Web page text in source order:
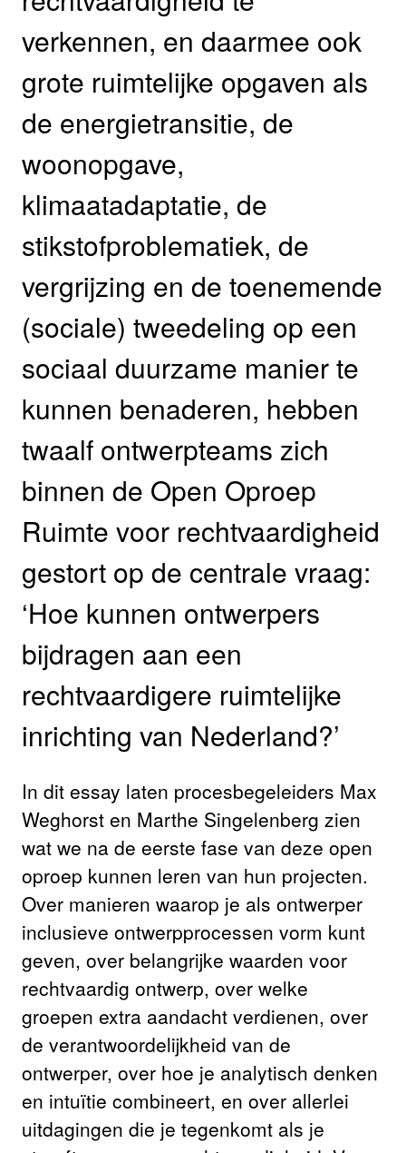
verkennen, en daarmee ook
grote ruimtelijke opgaven als
de energietransitie, de
woonopgave,
klimaatadaptatie, de
stikstofproblematiek, de
vergrijzing en de toenemende
(sociale) tweedeling op een
sociaal duurzame manier te
kunnen benaderen, hebben
twaalf ontwerpteams zich
binnen de Open Oproep
Ruimte voor rechtvaardigheid
gestort op de centrale vraag:
‘Hoe kunnen ontwerpers
bijdragen aan een
rechtvaardigere ruimtelijke
inrichting van Nederland?’
In dit essay laten procesbegeleiders Max
Weghorst en Marthe Singelenberg zien
wat we na de eerste fase van deze open
oproep kunnen leren van hun projecten.
Over manieren waarop je als ontwerper
inclusieve ontwerpprocessen vorm kunt
geven, over belangrijke waarden voor
rechtvaardig ontwerp, over welke
groepen extra aandacht verdienen, over
de verantwoordelijkheid van de
ontwerper, over hoe je analytisch denken
en intuïtie combineert, en over allerlei
uitdagingen die je tegenkomt als je